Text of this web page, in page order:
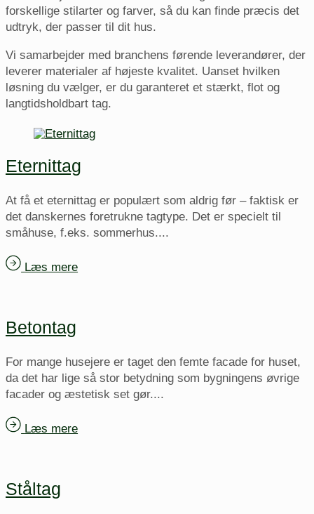
forskellige stilarter og farver, så du kan finde præcis det
udtryk, der passer til dit hus.
Vi samarbejder med branchens førende leverandører, der
leverer materialer af højeste kvalitet. Uanset hvilken
løsning du vælger, er du garanteret et stærkt, flot og
langtidsholdbart tag.
Eternittag
At få et eternittag er populært som aldrig før – faktisk er
det danskernes foretrukne tagtype. Det er specielt til
småhuse, f.eks. sommerhus....
Læs mere
Betontag
For mange husejere er taget den femte facade for huset,
da det har lige så stor betydning som bygningens øvrige
facader og æstetisk set gør....
Læs mere
Ståltag